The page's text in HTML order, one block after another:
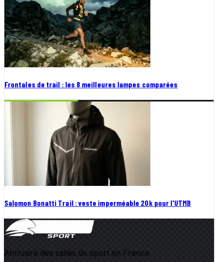
Frontales de trail : les 8 meilleures lampes comparées
Salomon Bonatti Trail : veste imperméable 20k pour l'UTMB
Annuaire des salles de sport en France